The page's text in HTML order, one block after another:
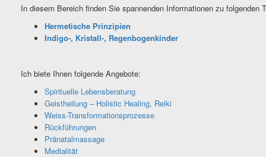
In diesem Bereich finden Sie spannenden Informationen zu folgenden
Hermetische Prinzipien
Indigo-, Kristall-, Regenbogenkinder
Ich biete Ihnen folgende Angebote:
Spirituelle Lebensberatung
Geistheilung – Holistic Healing, Reiki
Weiss-Transformationsprozesse
Rückführungen
Pränatalmassage
Medialität